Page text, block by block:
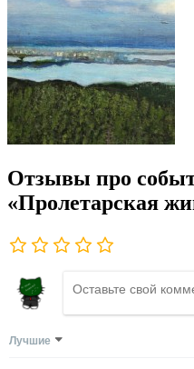
Отзывы про
«Пролетарская
Лучшие